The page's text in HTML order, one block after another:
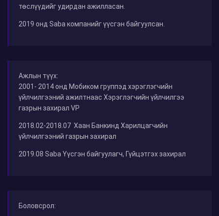
төслүүдийг удирдан ажилласан.
2019 онд Saba компанийг үүсгэн байгуулсан.
Ажлын түүх:
2001- 2014 онд Мобиком группэд хэрэглэгчийн
үйлчилгээний ажилтнаас Хэрэглэгчийн үйлчилгээ
газрын захирал VP
2018.02-2018.07 Хаан Банкинд Харилцагчийн
үйлчилгээний газрын захирал
2019.08 Saba Үүсгэн байгуулагч, Гүйцэтгэх захирал
Боловсрол: